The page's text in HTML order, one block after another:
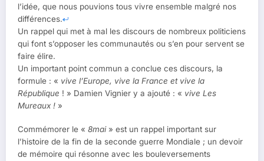
l’idée, que nous pouvions tous vivre ensemble malgré nos
différences.
Un rappel qui met à mal les discours de nombreux politiciens
qui font s’opposer les communautés ou s’en pour servent se
faire élire.
Un important point commun a conclue ces discours, la
formule : « vive l’Europe, vive la France et vive la
République ! » Damien Vignier y a ajouté : « vive Les
Mureaux ! »
Commémorer le « 8mai» est un rappel important sur
l’histoire de la fin de la seconde guerre Mondiale ; un devoir
de mémoire qui résonne avec les bouleversements